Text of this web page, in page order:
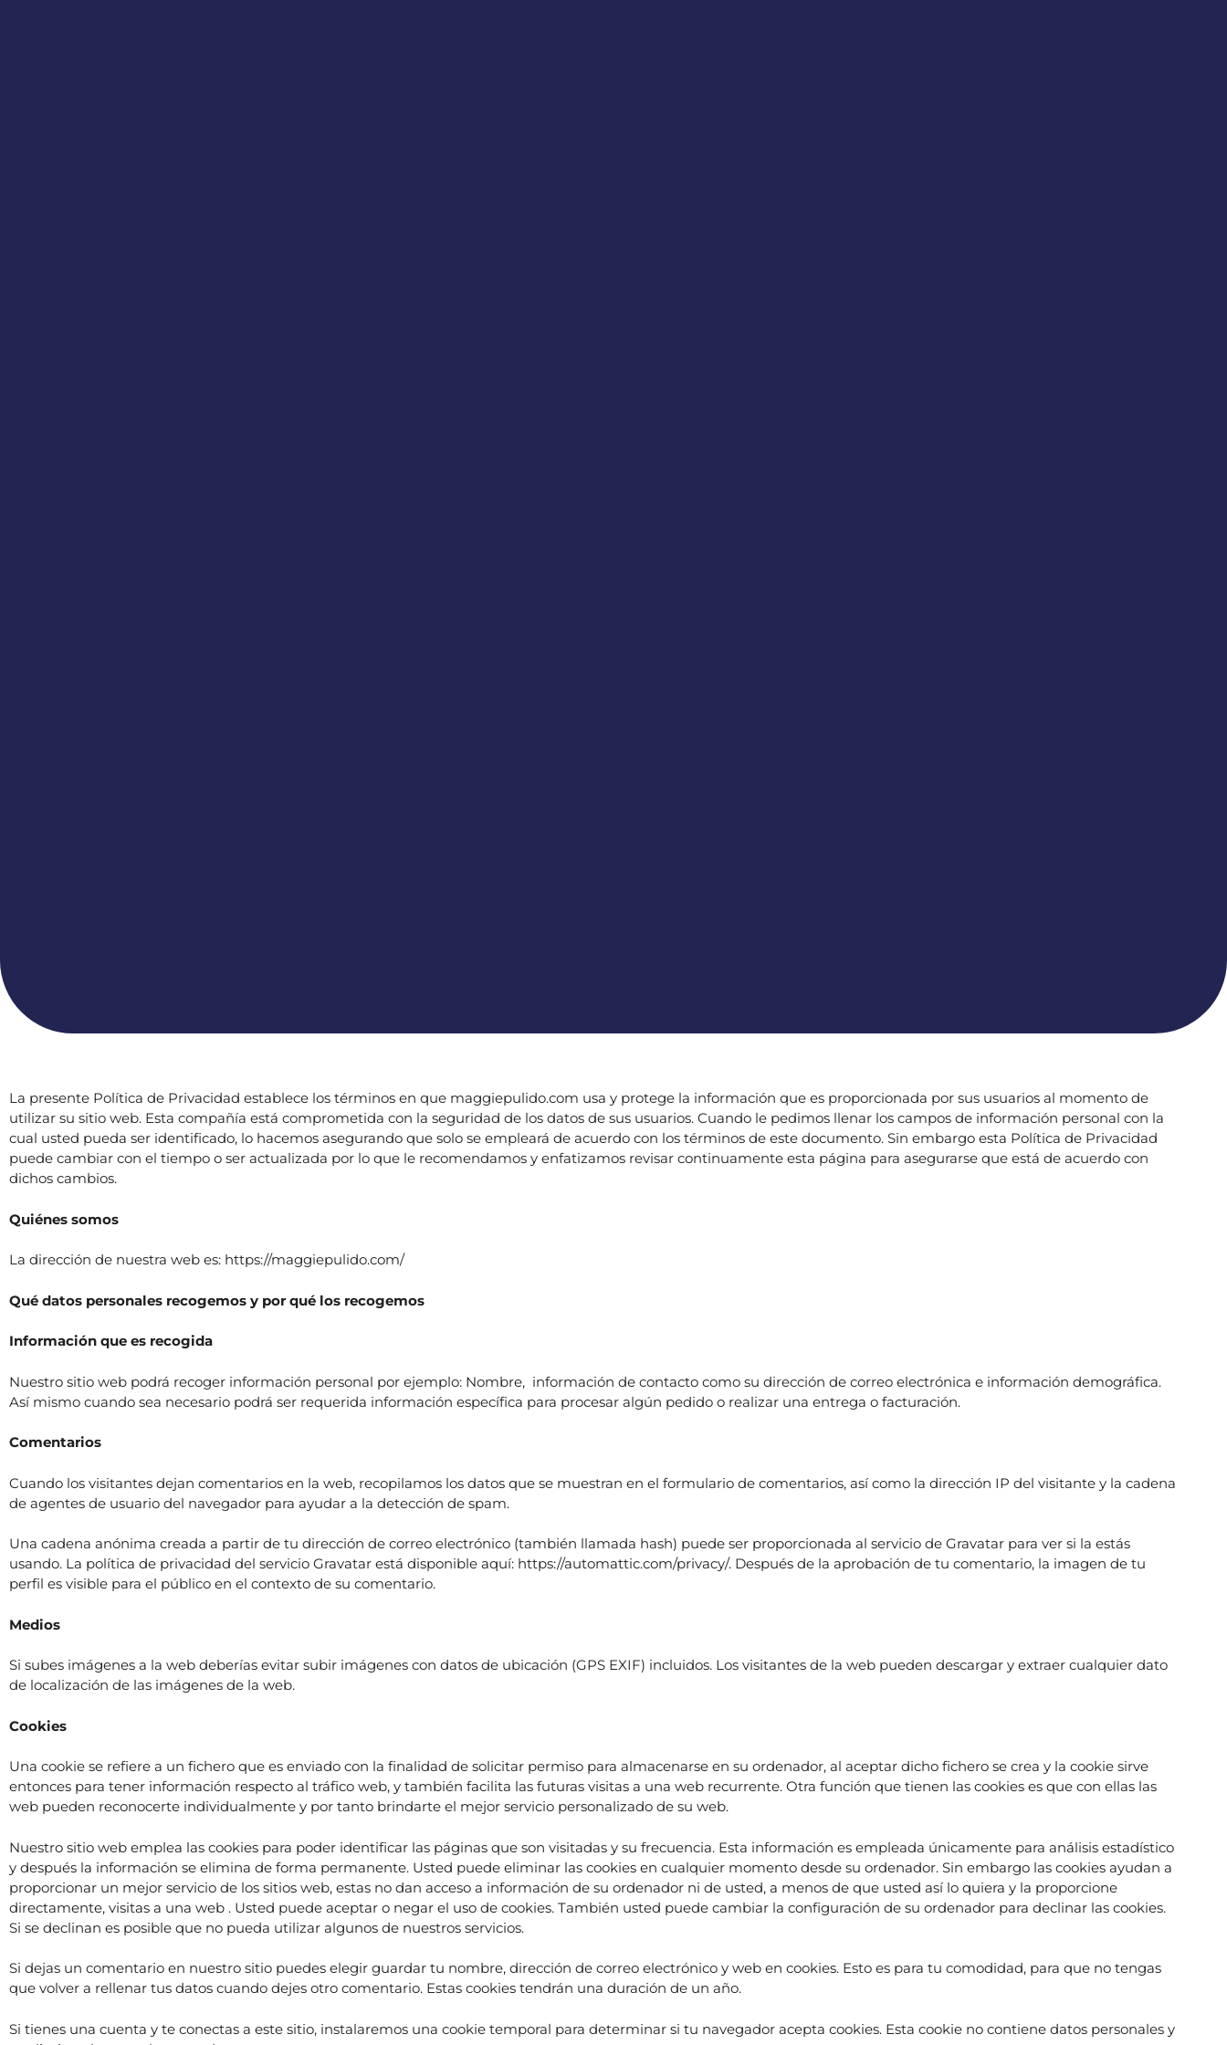
La presente Política de Privacidad establece los términos en que maggiepulido.com usa y protege la información que es proporcionada por sus usuarios al momento de
utilizar su sitio web. Esta compañía está comprometida con la seguridad de los datos de sus usuarios. Cuando le pedimos llenar los campos de información personal con la
cual usted pueda ser identificado, lo hacemos asegurando que solo se empleará de acuerdo con los términos de este documento. Sin embargo esta Política de Privacidad
puede cambiar con el tiempo o ser actualizada por lo que le recomendamos y enfatizamos revisar continuamente esta página para asegurarse que está de acuerdo con
dichos cambios.
Quiénes somos
La dirección de nuestra web es: https://maggiepulido.com/
Qué datos personales recogemos y por qué los recogemos
Información que es recogida
Nuestro sitio web podrá recoger información personal por ejemplo: Nombre, información de contacto como su dirección de correo electrónica e información demográfica.
Así mismo cuando sea necesario podrá ser requerida información específica para procesar algún pedido o realizar una entrega o facturación.
Comentarios
Cuando los visitantes dejan comentarios en la web, recopilamos los datos que se muestran en el formulario de comentarios, así como la dirección IP del visitante y la cadena
de agentes de usuario del navegador para ayudar a la detección de spam.
Una cadena anónima creada a partir de tu dirección de correo electrónico (también llamada hash) puede ser proporcionada al servicio de Gravatar para ver si la estás
usando. La política de privacidad del servicio Gravatar está disponible aquí: https://automattic.com/privacy/. Después de la aprobación de tu comentario, la imagen de tu
perfil es visible para el público en el contexto de su comentario.
Medios
Si subes imágenes a la web deberías evitar subir imágenes con datos de ubicación (GPS EXIF) incluidos. Los visitantes de la web pueden descargar y extraer cualquier dato
de localización de las imágenes de la web.
Cookies
Una cookie se refiere a un fichero que es enviado con la finalidad de solicitar permiso para almacenarse en su ordenador, al aceptar dicho fichero se crea y la cookie sirve
entonces para tener información respecto al tráfico web, y también facilita las futuras visitas a una web recurrente. Otra función que tienen las cookies es que con ellas las
web pueden reconocerte individualmente y por tanto brindarte el mejor servicio personalizado de su web.
Nuestro sitio web emplea las cookies para poder identificar las páginas que son visitadas y su frecuencia. Esta información es empleada únicamente para análisis estadístico
y después la información se elimina de forma permanente. Usted puede eliminar las cookies en cualquier momento desde su ordenador. Sin embargo las cookies ayudan a
proporcionar un mejor servicio de los sitios web, estas no dan acceso a información de su ordenador ni de usted, a menos de que usted así lo quiera y la proporcione
directamente, visitas a una web . Usted puede aceptar o negar el uso de cookies. También usted puede cambiar la configuración de su ordenador para declinar las cookies.
Si se declinan es posible que no pueda utilizar algunos de nuestros servicios.
Si dejas un comentario en nuestro sitio puedes elegir guardar tu nombre, dirección de correo electrónico y web en cookies. Esto es para tu comodidad, para que no tengas
que volver a rellenar tus datos cuando dejes otro comentario. Estas cookies tendrán una duración de un año.
Si tienes una cuenta y te conectas a este sitio, instalaremos una cookie temporal para determinar si tu navegador acepta cookies. Esta cookie no contiene datos personales y